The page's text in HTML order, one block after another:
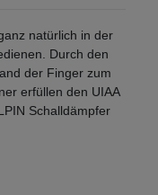
natürlich in der
Durch den
der Finger zum
erfüllen den UIAA
Schalldämpfer